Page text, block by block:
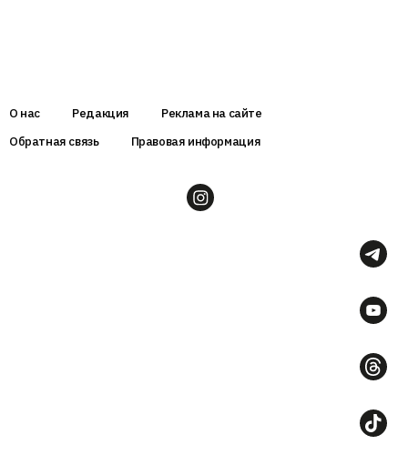
О нас Редакция
Реклама на сайте
Обратная связь
Правовая информация